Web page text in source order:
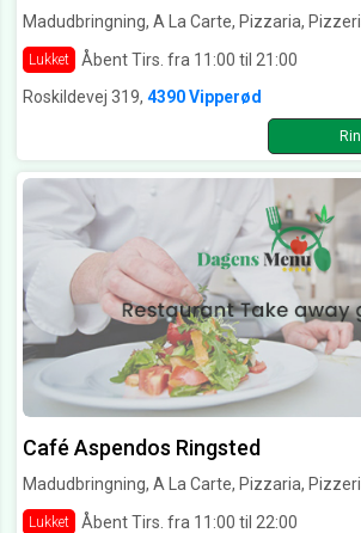
Madudbringning, A La Carte, Pizzaria,
Lukket Åbent Tirs. fra 11:00 til 21:00
Roskildevej 319, 4390 Vipperød
Café Aspendos Ringsted
Madudbringning, A La Carte, Pizzaria,
Lukket Åbent Tirs. fra 11:00 til 22:00